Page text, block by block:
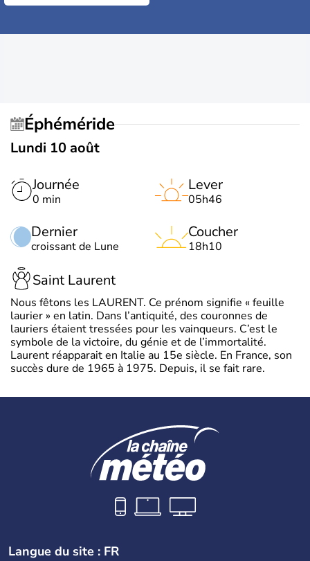
Éphéméride
Lundi 10 août
Journée
0 min
Dernier
croissant de Lune
Lever
05h46
Coucher
18h10
Saint Laurent
Nous fêtons les LAURENT. Ce prénom signifie « feuille
laurier » en latin. Dans l’antiquité, des couronnes de
lauriers étaient tressées pour les vainqueurs. C’est le
symbole de la victoire, du génie et de l’immortalité.
Laurent réapparait en Italie au 15e siècle. En France, son
succès dure de 1965 à 1975. Depuis, il se fait rare.
Langue du site : FR